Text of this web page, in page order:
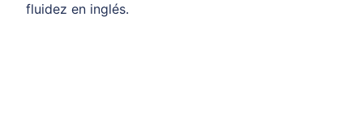
fluidez en inglés.